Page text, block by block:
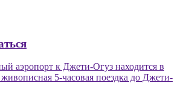
аэропорт к Джети-Огуз находится в
5-часовая поездка до Джети-